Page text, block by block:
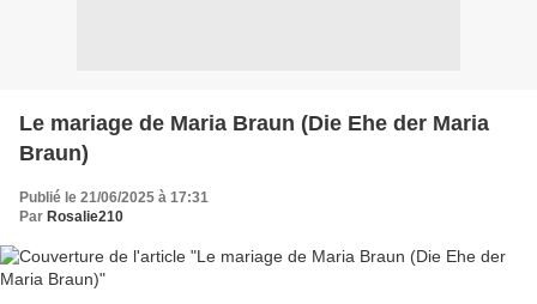
Le mariage de Maria Braun (Die Ehe der Maria
Braun)
Publié le 21/06/2025 à 17:31
Par Rosalie210